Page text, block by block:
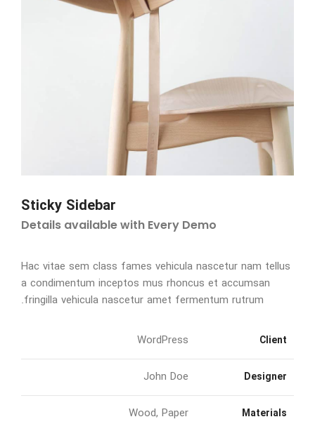
Sticky Sidebar
Details available with Every Demo
Hac vitae sem class fames vehicula nascetur nam tellus
a condimentum inceptos mus rhoncus et accumsan
fringilla vehicula nascetur amet fermentum rutrum.
Client
WordPress
Designer
John Doe
Materials
Wood, Paper